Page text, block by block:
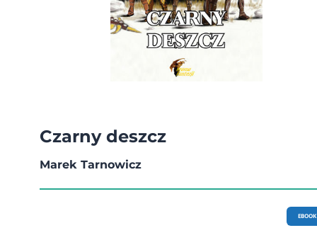
Czarny deszcz
Marek Tarnowicz
EBOOK